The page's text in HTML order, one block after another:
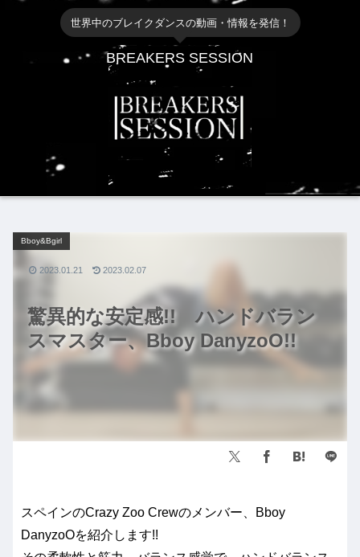
世界中のブレイクダンスの動画・情報を発信！
BREAKERS SESSION
驚異的な安定感!! ハンドバラン
スマスター、Bboy DanyzoO!!
Bboy&Bgirl
2023.01.21 2023.02.07
スペインのCrazy Zoo Crewのメンバー、Bboy
DanyzoOを紹介します!!